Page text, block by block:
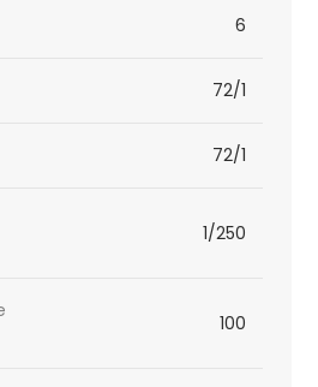
6
72/1
72/1
1/250
100